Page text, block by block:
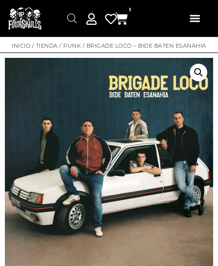
0
INICIO / TIENDA / PUNK / BRIGADE LOCO – BIDE BATEN ESANAHIA